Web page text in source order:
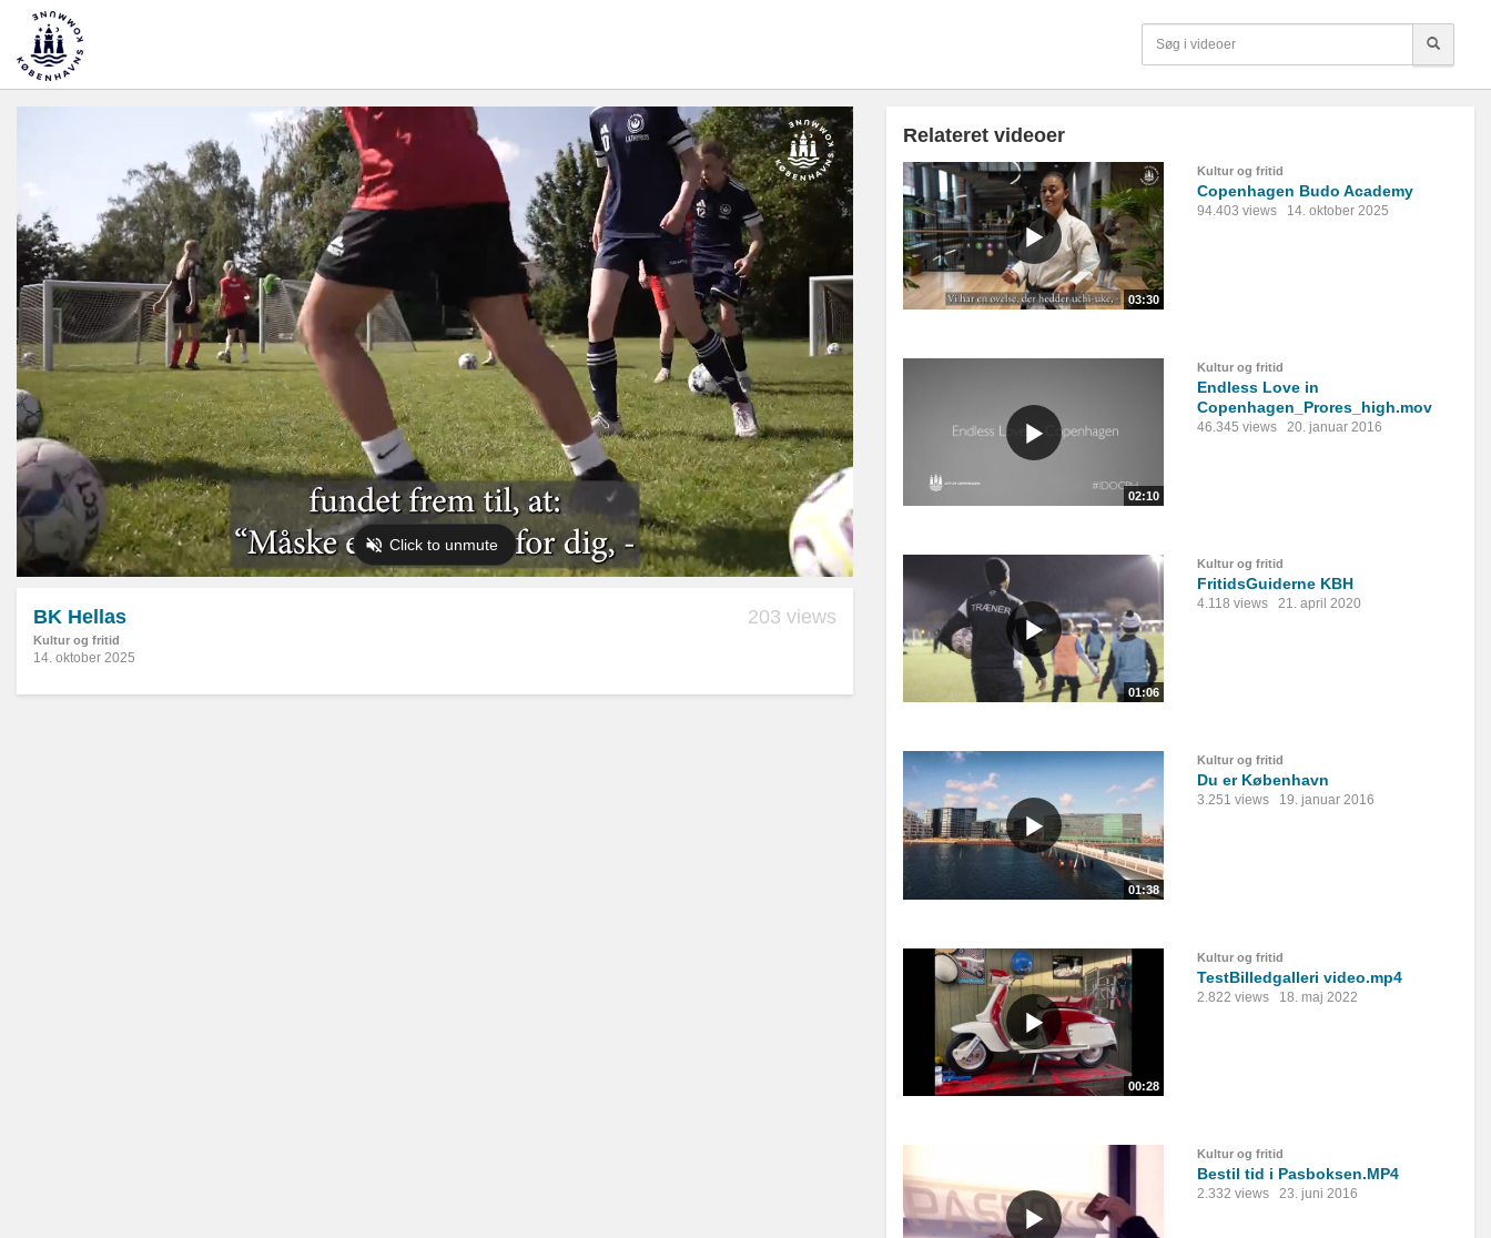
BK Hellas
Kultur og fritid
203 views
14. oktober 2025
Relateret videoer
03:30
Kultur og fritid
Copenhagen Budo Academy
94.403 views 14. oktober 2025
02:10
Kultur og fritid
Endless Love in
Copenhagen_Prores_high.mov
46.345 views 20. januar 2016
01:06
Kultur og fritid
FritidsGuiderne KBH
4.118 views 21. april 2020
01:38
Kultur og fritid
Du er København
3.251 views 19. januar 2016
00:28
Kultur og fritid
TestBilledgalleri video.mp4
2.822 views 18. maj 2022
Kultur og fritid
Bestil tid i Pasboksen.MP4
2.332 views 23. juni 2016